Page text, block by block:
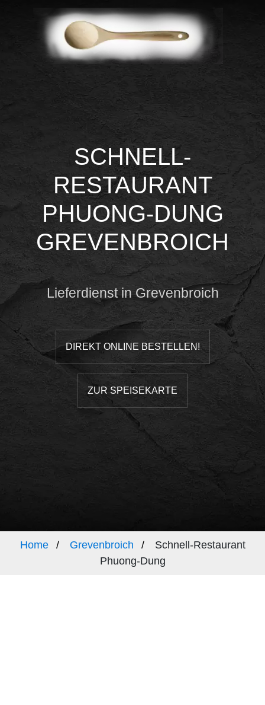
SCHNELL-
RESTAURANT
PHUONG-DUNG
GREVENBROICH
Lieferdienst in Grevenbroich
DIREKT ONLINE BESTELLEN!
ZUR SPEISEKARTE
Home Grevenbroich
Schnell-Restaurant
Phuong-Dung